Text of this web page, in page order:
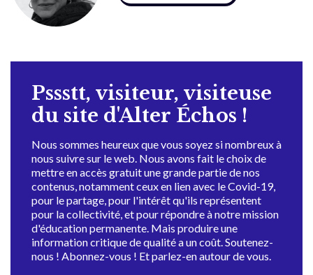
Pssstt, visiteur, visiteuse
du site d'Alter Échos !
Nous sommes heureux que vous soyez si nombreux à
nous suivre sur le web. Nous avons fait le choix de
mettre en accès gratuit une grande partie de nos
contenus, notamment ceux en lien avec le Covid-19,
pour le partage, pour l'intérêt qu'ils représentent
pour la collectivité, et pour répondre à notre mission
d'éducation permanente. Mais produire une
information critique de qualité a un coût. Soutenez-
nous ! Abonnez-vous ! Et parlez-en autour de vous.